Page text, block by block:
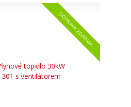
DOPRAVA ZDARMA